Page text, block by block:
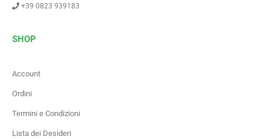
+39 0823 939183
SHOP
Account
Ordini
Termini e Condizioni
Lista dei Desideri